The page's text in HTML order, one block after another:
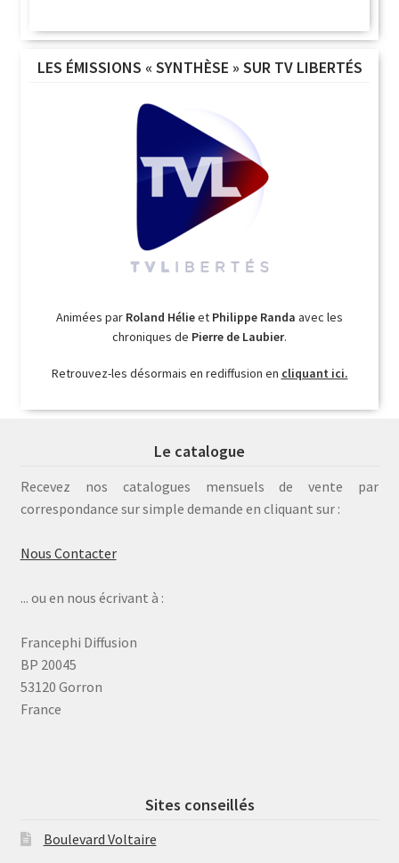
LES ÉMISSIONS « SYNTHÈSE » SUR TV LIBERTÉS
Animées par Roland Hélieet Philippe Randa avec les
chroniques de Pierre de Laubier.
Retrouvez-les désormais en rediffusion en cliquant ici.
Le catalogue
Recevez nos catalogues mensuels de vente par
correspondance sur simple demande en cliquant sur :
Nous Contacter
... ou en nous écrivant à :
Francephi Diffusion
BP 20045
53120 Gorron
France
Sites conseillés
Boulevard Voltaire